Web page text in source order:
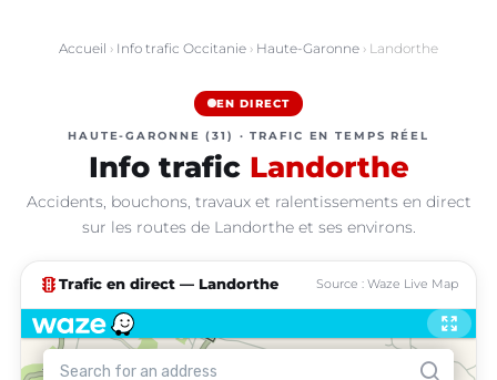
Accueil › Info trafic Occitanie › Haute-Garonne › Landorthe
EN DIRECT
HAUTE-GARONNE (31) · TRAFIC EN TEMPS RÉEL
Info trafic Landorthe
Accidents, bouchons, travaux et ralentissements en direct
sur les routes de Landorthe et ses environs.
traffic Trafic en direct — Landorthe Source : Waze Live Map